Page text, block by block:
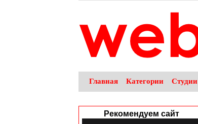
Главная Категории Студии
Рекомендуем сайт